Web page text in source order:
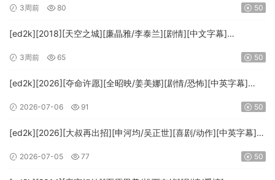
3周前 80 50
[ed2k][2018][天空之城][廉晶雅/李泰兰][剧情][中文字幕]
3周前 65 50
[ed2k][2026][夺命许愿][全昭映/姜美娜][剧情/恐怖][中英字幕]
ADWeb]
2026-07-06 91 50
[ed2k][2026][大叔再出招][申河均/吴正世][喜剧/动作][中英字幕]
2026-07-05 77 50